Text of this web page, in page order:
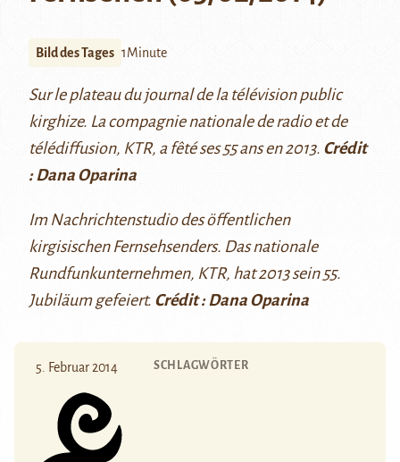
Bild des Tages 1Minute
Sur le plateau du journal de la télévision public
kirghize. La compagnie nationale de radio et de
télédiffusion, KTR, a fêté ses 55 ans en 2013. Crédit
: Dana Oparina
Im Nachrichtenstudio des öffentlichen
kirgisischen Fernsehsenders. Das nationale
Rundfunkunternehmen, KTR, hat 2013 sein 55.
Jubiläum gefeiert. Crédit : Dana Oparina
5. Februar 2014 SCHLAGWÖRTER